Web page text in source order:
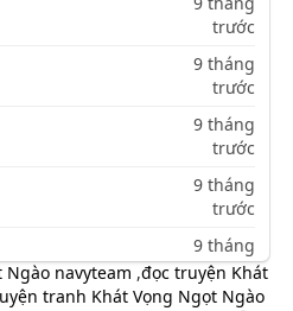
trước
9 tháng
trước
9 tháng
trước
9 tháng
trước
9 tháng
trước
9 tháng
navyteam ,đọc truyện Khát
tranh Khát Vọng Ngọt Ngào